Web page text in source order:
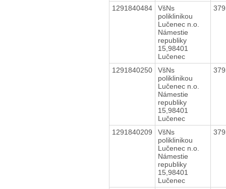
1291840484
VšNs
poliklinikou
Lučenec n.o.
Námestie
republiky
15,98401
Lučenec
1291840250
VšNs
poliklinikou
Lučenec n.o.
Námestie
republiky
15,98401
Lučenec
1291840209
VšNs
poliklinikou
Lučenec n.o.
Námestie
republiky
15,98401
Lučenec